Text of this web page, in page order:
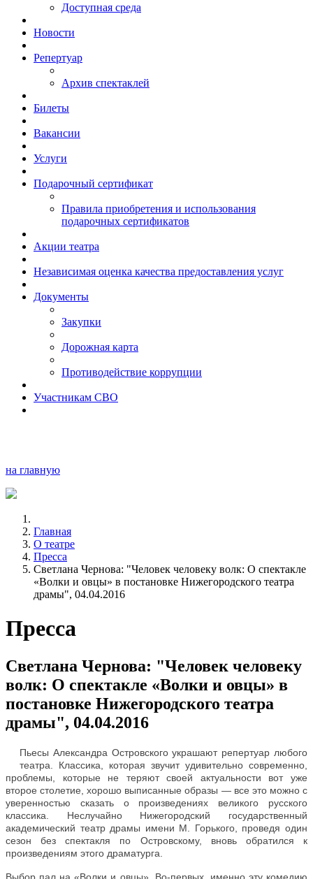
Доступная среда
Новости
Репертуар
Архив спектаклей
Билеты
Вакансии
Услуги
Подарочный сертификат
Правила приобретения и использования
подарочных сертификатов
Акции театра
Независимая оценка качества предоставления услуг
Документы
Закупки
Дорожная карта
Противодействие коррупции
Участникам СВО
на главную
Главная
О театре
Пресса
Светлана Чернова: "Человек человеку волк: О спектакле
«Волки и овцы» в постановке Нижегородского театра
драмы", 04.04.2016
Пресса
Светлана Чернова: "Человек человеку
волк: О спектакле «Волки и овцы» в
постановке Нижегородского театра
драмы", 04.04.2016
Пьесы Александра Островского украшают репертуар любого
театра. Классика, которая звучит удивительно современно,
проблемы, которые не теряют своей актуальности вот уже
второе столетие, хорошо выписанные образы — все это можно с
уверенностью сказать о произведениях великого русского
классика. Неслучайно Нижегородский государственный
академический театр драмы имени М. Горького, проведя один
сезон без спектакля по Островскому, вновь обратился к
произведениям этого драматурга.
Выбор пал на «Волки и овцы». Во-первых, именно эту комедию